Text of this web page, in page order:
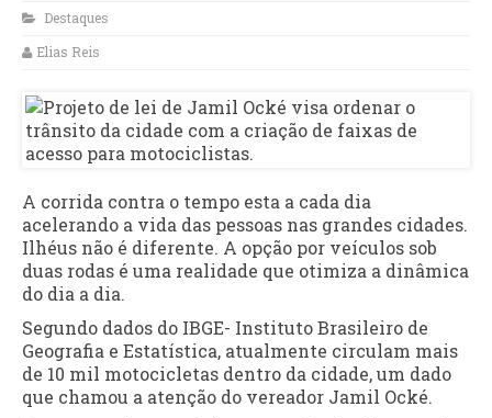
Destaques
Elias Reis
A corrida contra o tempo esta a cada dia
acelerando a vida das pessoas nas grandes cidades.
Ilhéus não é diferente. A opção por veículos sob
duas rodas é uma realidade que otimiza a dinâmica
do dia a dia.
Segundo dados do IBGE- Instituto Brasileiro de
Geografia e Estatística, atualmente circulam mais
de 10 mil motocicletas dentro da cidade, um dado
que chamou a atenção do vereador Jamil Ocké.